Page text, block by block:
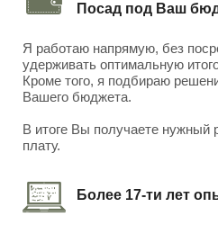
Посад под Ваш
Я работаю напрямую, без
удерживать оптимальную
Кроме того, я подбираю
Вашего бюджета.
В итоге Вы получаете нужный
плату.
Более 17-ти лет